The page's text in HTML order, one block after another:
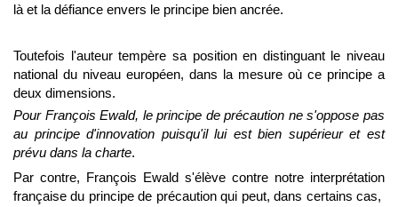
là et la défiance envers le principe bien ancrée.
Toutefois l'auteur tempère sa position en distinguant le niveau
national du niveau européen, dans la mesure où ce principe a
deux dimensions.
Pour François Ewald, le principe de précaution ne s'oppose pas
au principe d'innovation puisqu'il lui est bien supérieur et est
prévu dans la charte.
Par contre, François Ewald s'élève contre notre interprétation
française du principe de précaution qui peut, dans certains cas,